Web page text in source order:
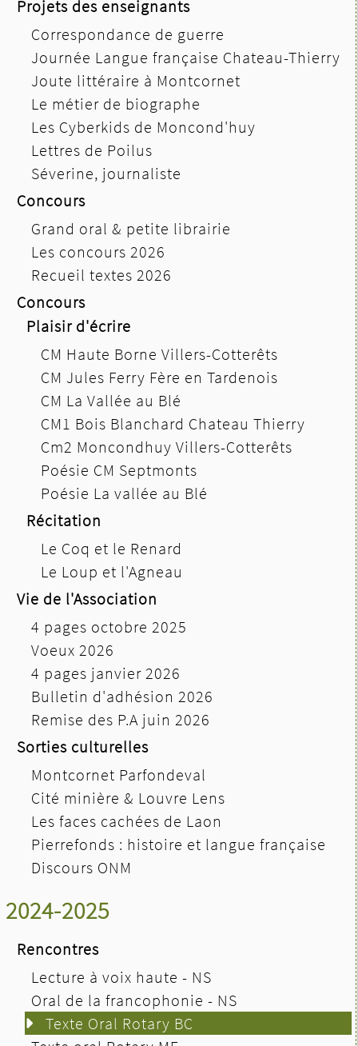
Projets des enseignants
Correspondance de guerre
Journée Langue française Chateau-Thierry
Joute littéraire à Montcornet
Le métier de biographe
Les Cyberkids de Moncond'huy
Lettres de Poilus
Séverine, journaliste
Concours
Grand oral & petite librairie
Les concours 2026
Recueil textes 2026
Concours
Plaisir d'écrire
CM Haute Borne Villers-Cotterêts
CM Jules Ferry Fère en Tardenois
CM La Vallée au Blé
CM1 Bois Blanchard Chateau Thierry
Cm2 Moncondhuy Villers-Cotterêts
Poésie CM Septmonts
Poésie La vallée au Blé
Récitation
Le Coq et le Renard
Le Loup et l'Agneau
Vie de l'Association
4 pages octobre 2025
Voeux 2026
4 pages janvier 2026
Bulletin d'adhésion 2026
Remise des P.A juin 2026
Sorties culturelles
Montcornet Parfondeval
Cité minière & Louvre Lens
Les faces cachées de Laon
Pierrefonds : histoire et langue française
Discours ONM
2024-2025
Rencontres
Lecture à voix haute - NS
Oral de la francophonie - NS
Texte Oral Rotary BC